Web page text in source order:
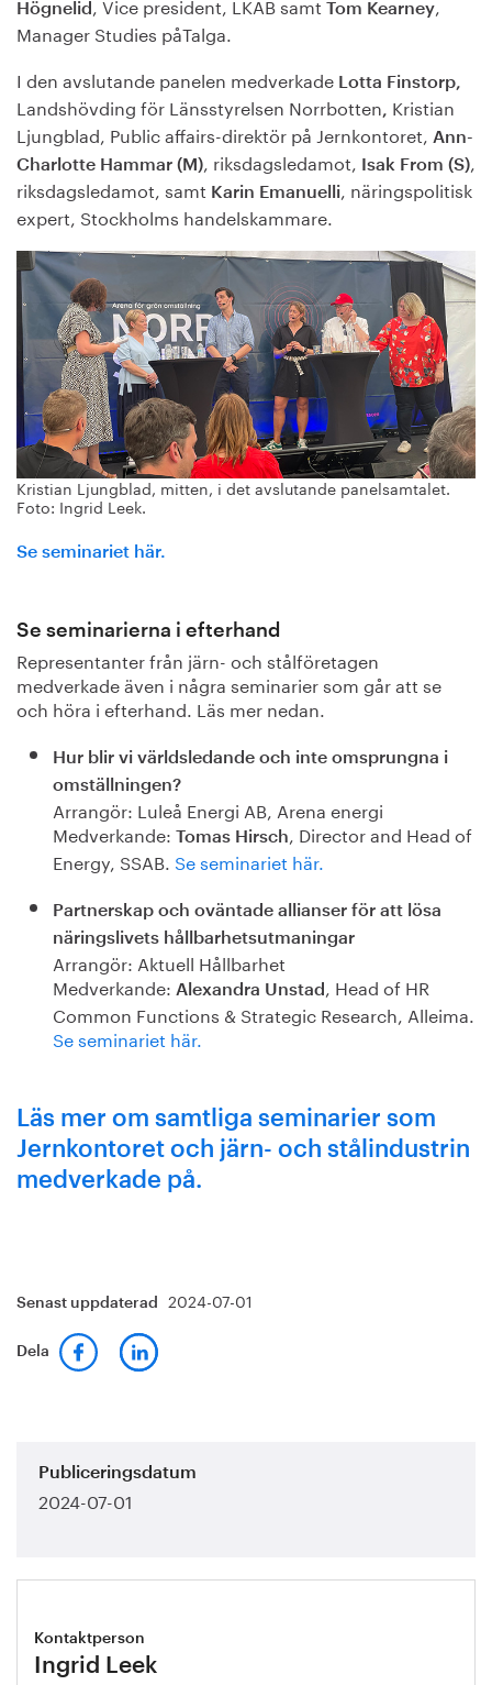
Högnelid Tom Kearney
Manager Studies påTalga.
I den avslutande panelen medverkade Lotta Finstorp,
Landshövding för Länsstyrelsen Norrbotten, Kristian
Ljungblad, Public affairs-direktör på Jernkontoret, Ann-
Charlotte Hammar (M), riksdagsledamot, Isak From (S),
riksdagsledamot, samt Karin Emanuelli, näringspolitisk
expert, Stockholms handelskammare.
Kristian Ljungblad, mitten, i det avslutande panelsamtalet.
Foto: Ingrid Leek.
Se seminariet här.
Se seminarierna i efterhand
Representanter från järn- och stålföretagen
medverkade även i några seminarier som går att se
och höra i efterhand. Läs mer nedan.
Hur blir vi världsledande och inte omsprungna i
omställningen?
Arrangör: Luleå Energi AB, Arena energi
Medverkande: Tomas Hirsch
, Director and Head of
Energy, SSAB. Se seminariet här.
Partnerskap och oväntade allianser för att lösa
näringslivets hållbarhetsutmaningar
Arrangör: Aktuell Hållbarhet
Medverkande: Alexandra Unstad
, Head of HR
Common Functions & Strategic Research, Alleima.
Se seminariet här.
Läs mer om samtliga seminarier som
Jernkontoret och järn- och stålindustrin
medverkade på.
Senast uppdaterad 2024-07-01
Dela
Publiceringsdatum
2024-07-01
Kontaktperson
Ingrid Leek